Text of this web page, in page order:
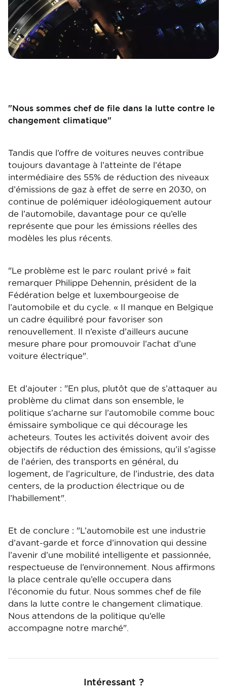
"Nous sommes chef de file dans la lutte contre le
changement climatique"
Tandis que l’offre de voitures neuves contribue
toujours davantage à l’atteinte de l’étape
intermédiaire des 55% de réduction des niveaux
d’émissions de gaz à effet de serre en 2030, on
continue de polémiquer idéologiquement autour
de l’automobile, davantage pour ce qu’elle
représente que pour les émissions réelles des
modèles les plus récents.
"Le problème est le parc roulant privé » fait
remarquer Philippe Dehennin, président de la
Fédération belge et luxembourgeoise de
l’automobile et du cycle. « Il manque en Belgique
un cadre équilibré pour favoriser son
renouvellement. Il n’existe d’ailleurs aucune
mesure phare pour promouvoir l’achat d’une
voiture électrique".
Et d’ajouter : "En plus, plutôt que de s’attaquer au
problème du climat dans son ensemble, le
politique s’acharne sur l’automobile comme bouc
émissaire symbolique ce qui décourage les
acheteurs. Toutes les activités doivent avoir des
objectifs de réduction des émissions, qu’il s’agisse
de l’aérien, des transports en général, du
logement, de l’agriculture, de l’industrie, des data
centers, de la production électrique ou de
l’habillement".
Et de conclure : "L’automobile est une industrie
d’avant-garde et force d’innovation qui dessine
l’avenir d’une mobilité intelligente et passionnée,
respectueuse de l’environnement. Nous affirmons
la place centrale qu’elle occupera dans
l’économie du futur. Nous sommes chef de file
dans la lutte contre le changement climatique.
Nous attendons de la politique qu’elle
accompagne notre marché".
Intéressant ?